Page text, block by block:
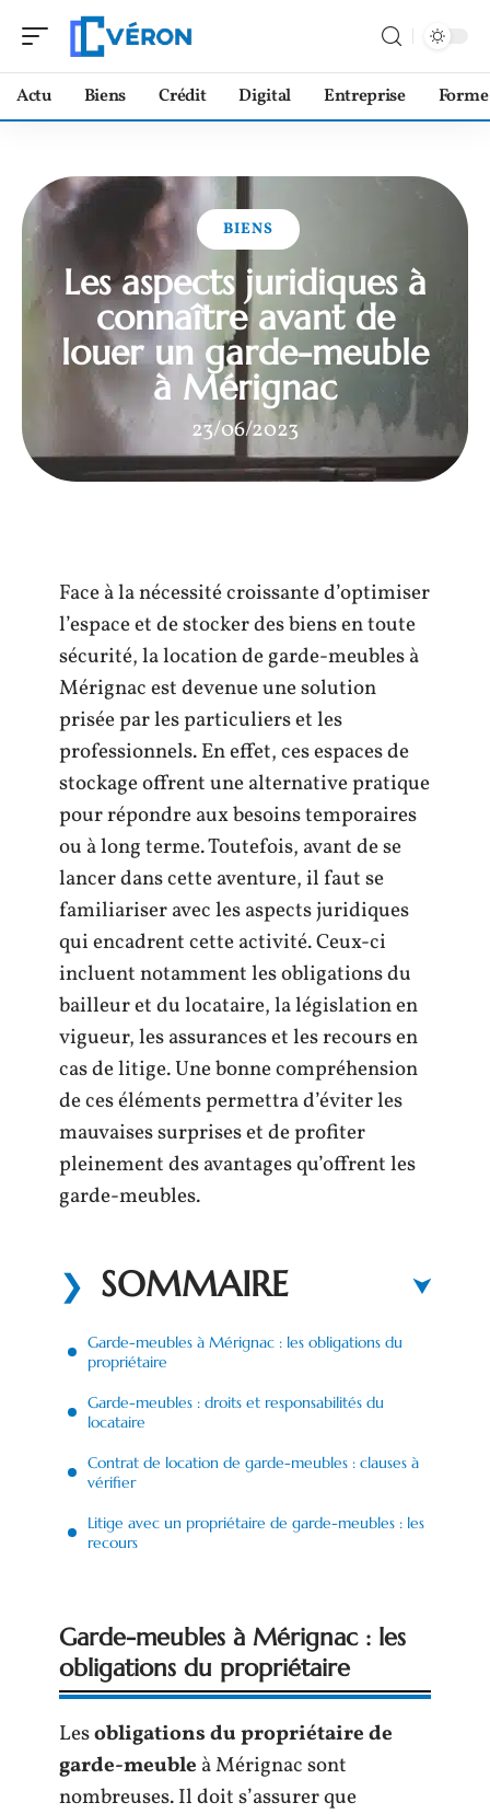
Actu Biens Crédit Digital Entreprise Forme
BIENS
Les aspects juridiques à
connaître avant de
louer un garde-meuble
à Mérignac
23/06/2023
Face à la nécessité croissante d’optimiser
l’espace et de stocker des biens en toute
sécurité, la location de garde-meubles à
Mérignac est devenue une solution
prisée par les particuliers et les
professionnels. En effet, ces espaces de
stockage offrent une alternative pratique
pour répondre aux besoins temporaires
ou à long terme. Toutefois, avant de se
lancer dans cette aventure, il faut se
familiariser avec les aspects juridiques
qui encadrent cette activité. Ceux-ci
incluent notamment les obligations du
bailleur et du locataire, la législation en
vigueur, les assurances et les recours en
cas de litige. Une bonne compréhension
de ces éléments permettra d’éviter les
mauvaises surprises et de profiter
pleinement des avantages qu’offrent les
garde-meubles.
SOMMAIRE
Garde-meubles à Mérignac : les obligations du
propriétaire
Garde-meubles : droits et responsabilités du
locataire
Contrat de location de garde-meubles : clauses à
vérifier
Litige avec un propriétaire de garde-meubles : les
recours
Garde-meubles à Mérignac : les
obligations du propriétaire
Lesobligations du propriétaire de
garde-meuble à Mérignac sont
nombreuses. Il doit s’assurer que